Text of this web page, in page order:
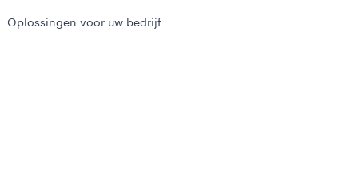
Oplossingen voor uw bedrijf